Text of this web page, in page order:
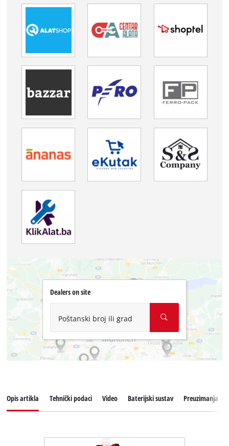
Dealers on site
Poštanski broj ili grad
Opis artikla Tehnički podaci Video Baterijski sustav Preuzimanja